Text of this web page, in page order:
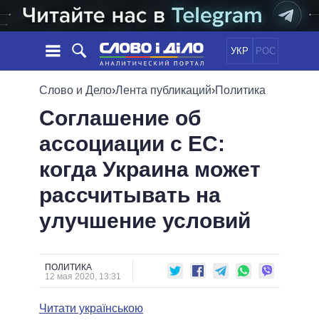
УКР РОС
НОВОСТИ
ЛЕНТА
СОБЫТИЯ
СТАТЬИ
МНЕНИЯ
ОБЗОРЫ
ДАЙДЖЕСТЫ
ПОЛИТИКА
ЭКОНОМИКА
ОБЩЕСТВО
ОБЕЩАНИЯ
ПОЛИТИКИ
ВСЕ ПОЛИТИКИ
ПРЕЗИДЕНТ И ОФИС
ВЕРХОВНАЯ РАДА
ГЛАВЫ ОБЛАДМИНИСТРАЦИЙ
МЭРЫ
ВСЕ ПЕРСОНЫ
ИНФОГРАФИКА
ВИДЕО
СРАВНЕНИЕ ПОЛИТИКОВ
Слово и Дело›Лента публикаций›Политика
Соглашение об
ассоциации с ЕС:
когда Украина может
рассчитывать на
улучшение условий
ПОЛИТИКА
12 мая 2020, 13:31
Читати українською